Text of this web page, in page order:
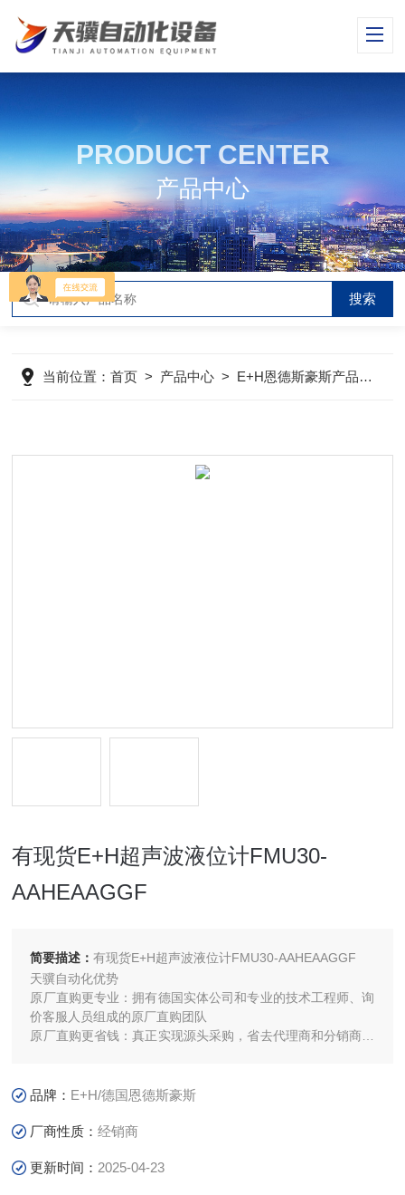
PRODUCT CENTER
产品中心
当前位置：首页 > 产品中心 > E+H恩德斯豪斯产品>
有现货E+H超声波液位计FMU30-
AAHEAAGGF
简要描述：有现货E+H超声波液位计FMU30-AAHEAAGGF
天骥自动化优势
原厂直购更专业：拥有德国实体公司和专业的技术工程师、询
价客服人员组成的原厂直购团队
原厂直购更省钱：真正实现源头采购，省去代理商和分销商，
的、货物都能最快速的送达
品牌： E+H/德国恩德斯豪斯
厂商性质：经销商
更新时间： 2025-04-23